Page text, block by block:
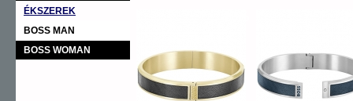
ÉKSZEREK
BOSS MAN
BOSS WOMAN